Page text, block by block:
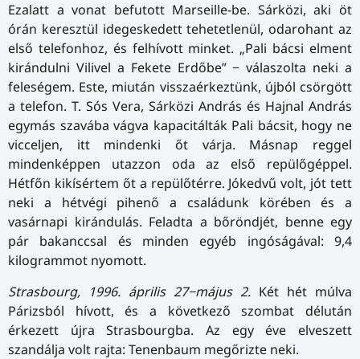
Ezalatt a vonat befutott Marseille-be. Sárközi, aki öt
órán keresztül idegeskedett tehetetlenül, odarohant az
első telefonhoz, és felhívott minket. „Pali bácsi elment
kirándulni Vilivel a Fekete Erdőbe” − válaszolta neki a
feleségem. Este, miután visszaérkeztünk, újból csörgött
a telefon. T. Sós Vera, Sárközi András és Hajnal András
egymás szavába vágva kapacitálták Pali bácsit, hogy ne
vicceljen, itt mindenki őt várja. Másnap reggel
mindenképpen utazzon oda az első repülőgéppel.
Hétfőn kikísértem őt a repülőtérre. Jókedvű volt, jót tett
neki a hétvégi pihenő a családunk körében és a
vasárnapi kirándulás. Feladta a bőröndjét, benne egy
pár bakanccsal és minden egyéb ingóságával: 9,4
kilogrammot nyomott.
Strasbourg, 1996. április 27−május 2. Két hét múlva
Párizsból hívott, és a következő szombat délután
érkezett újra Strasbourgba. Az egy éve elveszett
szandálja volt rajta: Tenenbaum megőrizte neki.